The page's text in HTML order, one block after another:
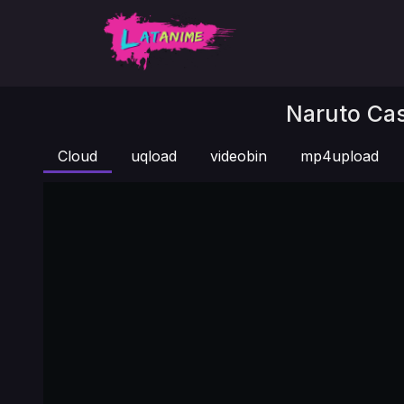
Naruto
Cloud uqload videobin mp4upload